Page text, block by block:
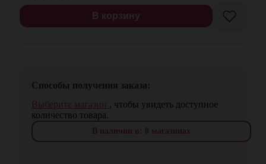
В корзину
Способы получения заказа:
Выберите магазин , чтобы увидеть доступное
количество товара.
В наличии в: 8 магазинах